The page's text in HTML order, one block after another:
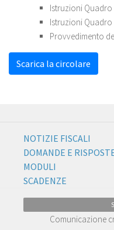
Istruzioni Quadro
Istruzioni Quadro
Provvedimento
Scarica la circolare
NOTIZIE FISCALI
DOMANDE E
MODULI
SCADENZE
Comunicazione